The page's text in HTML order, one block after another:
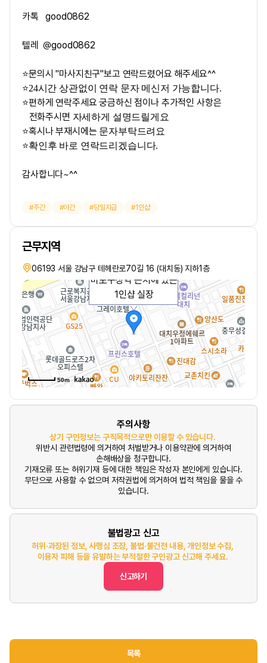
카톡 good0862
텔레 @good0862
⭐문의시 "마사지친구"보고 연락드렸어요 해주세요^^
⭐24시간 상관없이 연락 문자 메신저 가능합니다.
⭐편하게 연락주세요 궁금하신 점이나 추가적인 사항은
전화주시면 자세하게 설명드릴게요
⭐혹시나 부재시에는 문자부탁드려요
⭐확인후 바로 연락드리겠습니다.
감사합니다~^^
주간 야간 당일지급 1인샵
근무지역
06193 서울 강남구 테헤란로70길 16 (대치동) 지하1층
마포구청역 근처에 있는
1인샵 실장
50m
주의사항
상기 구인정보는 구직목적으로만 이용할 수 있습니다.
위반시 관련법령에 의거하여 처벌받거나 이용약관에 의거하여
손해배상을 청구합니다.
기재오류 또는 허위기재 등에 대한 책임은 작성자 본인에게 있습니다.
무단으로 사용할 수 없으며 저작권법에 의거하여 법적 책임을 물을 수
있습니다.
불법광고 신고
허위·과장된 정보, 사행심 조장, 불법·불건전 내용, 개인정보 수집,
이용자 피해 등을 유발하는 부적절한 구인광고 신고해 주세요.
신고하기
목록